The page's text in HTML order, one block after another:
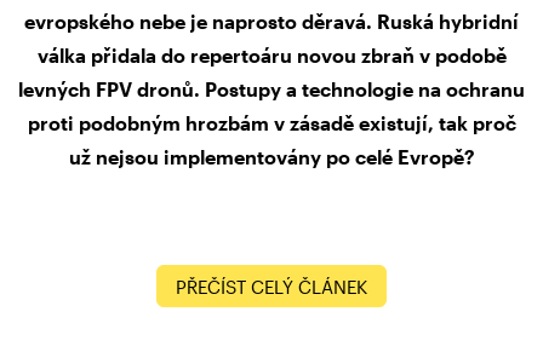
evropského nebe je naprosto děravá. Ruská hybridní
válka přidala do repertoáru novou zbraň v podobě
levných FPV dronů. Postupy a technologie na ochranu
proti podobným hrozbám v zásadě existují, tak proč
už nejsou implementovány po celé Evropě?
PŘEČÍST CELÝ ČLÁNEK